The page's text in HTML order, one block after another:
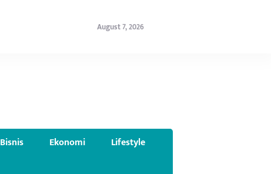
August 7, 2026
Bisnis Ekonomi
Lifestyle